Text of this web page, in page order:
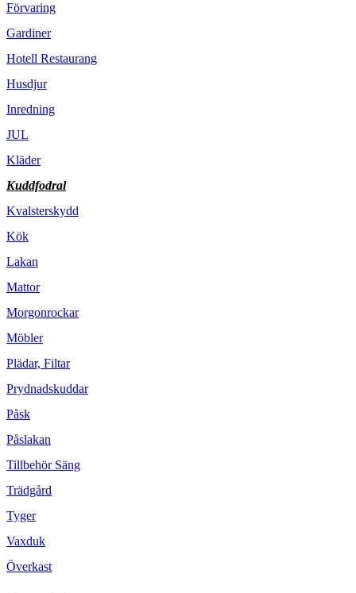
Förvaring
Gardiner
Hotell Restaurang
Husdjur
Inredning
JUL
Kläder
Kuddfodral
Kvalsterskydd
Kök
Lakan
Mattor
Morgonrockar
Möbler
Plädar, Filtar
Prydnadskuddar
Påsk
Påslakan
Tillbehör Säng
Trädgård
Tyger
Vaxduk
Överkast